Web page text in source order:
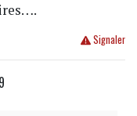
Signaler